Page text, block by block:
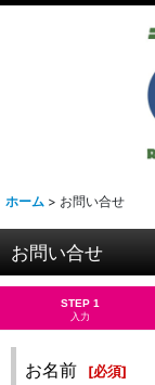
ホーム > お問い合せ
お問い合せ
STEP 1
入力
お名前 [必須]